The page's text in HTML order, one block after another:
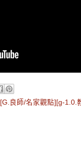
[G.良師/名家觀點][g-1.0.